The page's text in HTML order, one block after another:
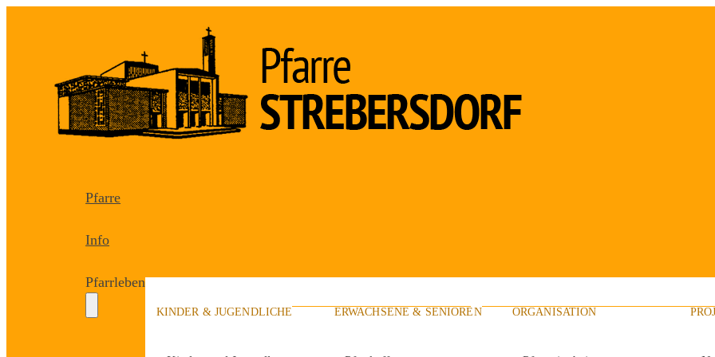
Pfarre
Info
Pfarrleben
KINDER & JUGENDLICHE ERWACHSENE & SENIOREN ORGANISATION